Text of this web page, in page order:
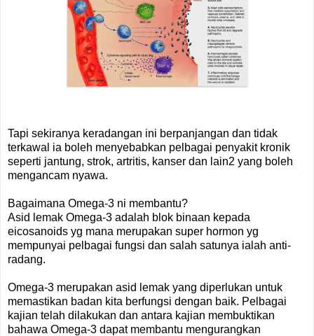
Tapi sekiranya keradangan ini berpanjangan dan tidak
terkawal ia boleh menyebabkan pelbagai penyakit kronik
seperti jantung, strok, artritis, kanser dan lain2 yang boleh
mengancam nyawa.
Bagaimana Omega-3 ni membantu?
Asid lemak Omega-3 adalah blok binaan kepada
eicosanoids yg mana merupakan super hormon yg
mempunyai pelbagai fungsi dan salah satunya ialah anti-
radang.
Omega-3 merupakan asid lemak yang diperlukan untuk
memastikan badan kita berfungsi dengan baik. Pelbagai
kajian telah dilakukan dan antara kajian membuktikan
bahawa Omega-3 dapat membantu mengurangkan